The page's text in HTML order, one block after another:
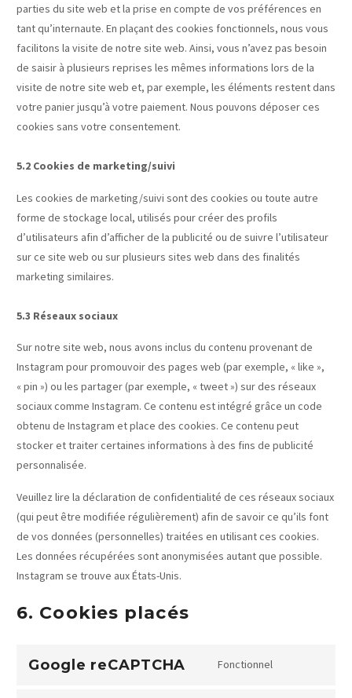
parties du site web et la prise en compte de vos préférences en
tant qu’internaute. En plaçant des cookies fonctionnels, nous vous
facilitons la visite de notre site web. Ainsi, vous n’avez pas besoin
de saisir à plusieurs reprises les mêmes informations lors de la
visite de notre site web et, par exemple, les éléments restent dans
votre panier jusqu’à votre paiement. Nous pouvons déposer ces
cookies sans votre consentement.
5.2 Cookies de marketing/suivi
Les cookies de marketing/suivi sont des cookies ou toute autre
forme de stockage local, utilisés pour créer des profils
d’utilisateurs afin d’afficher de la publicité ou de suivre l’utilisateur
sur ce site web ou sur plusieurs sites web dans des finalités
marketing similaires.
5.3 Réseaux sociaux
Sur notre site web, nous avons inclus du contenu provenant de
Instagram pour promouvoir des pages web (par exemple, « like »,
« pin ») ou les partager (par exemple, « tweet ») sur des réseaux
sociaux comme Instagram. Ce contenu est intégré grâce un code
obtenu de Instagram et place des cookies. Ce contenu peut
stocker et traiter certaines informations à des fins de publicité
personnalisée.
Veuillez lire la déclaration de confidentialité de ces réseaux sociaux
(qui peut être modifiée régulièrement) afin de savoir ce qu’ils font
de vos données (personnelles) traitées en utilisant ces cookies.
Les données récupérées sont anonymisées autant que possible.
Instagram se trouve aux États-Unis.
6. Cookies placés
Google reCAPTCHA Fonctionnel